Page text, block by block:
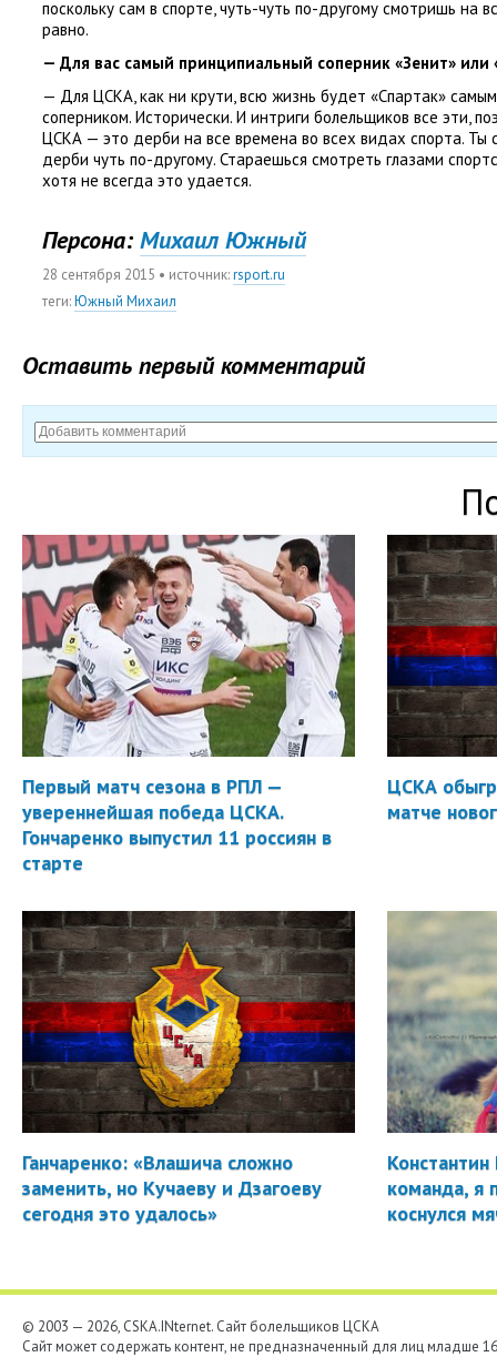
поскольку сам в спорте, чуть-чуть по-другому смотришь на
равно.
— Для вас самый принципиальный соперник «Зенит» или
— Для ЦСКА, как ни крути, всю жизнь будет «Спартак»
соперником. Исторически. И интриги болельщиков все эти,
ЦСКА — это дерби на все времена во всех видах спорта. Ты
дерби чуть по-другому. Стараешься смотреть глазами
хотя не всегда это удается.
Персона: Михаил Южный
28 сентября 2015 • источник:rsport.ru
теги:Южный Михаил
Оставить первый комментарий
Первый матч сезона в РПЛ —
увереннейшая победа ЦСКА.
Гончаренко выпустил 11 россиян в
старте
ЦСКА
матче
Ганчаренко: «Влашича сложно
заменить, но Кучаеву и Дзагоеву
сегодня это удалось»
Константин
команда, я
коснулся
© 2003 — 2026, CSKA.INternet. Cайт болельщиков ЦСКА
Сайт может содержать контент, не предназначенный для лиц младше